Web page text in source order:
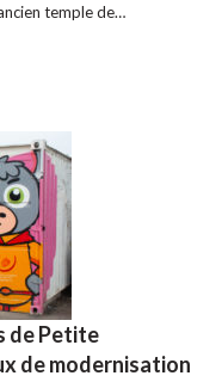
temple de…
de Petite
de modernisation